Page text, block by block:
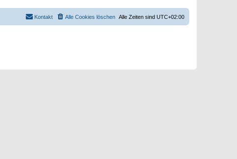
Alle Zeiten sind UTC+02:00
Alle Cookies löschen
Kontakt